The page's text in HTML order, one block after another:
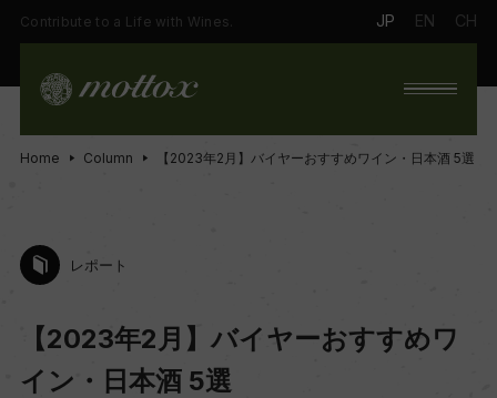
Contribute to a Life with Wines. JP EN CH
Home Column 【2023年2月】バイヤーおすすめワイン・日本酒 5選
レポート
【2023年2月】バイヤーおすすめワ
イン・日本酒 5選